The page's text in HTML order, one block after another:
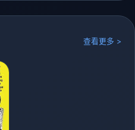
查看更多 >